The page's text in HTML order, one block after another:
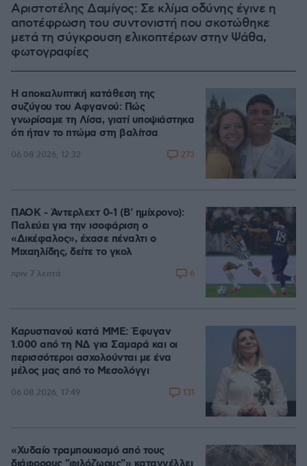
Αριστοτέλης Δαμίγος: Σε κλίμα οδύνης έγινε η
αποτέφρωση του συντονιστή που σκοτώθηκε
μετά τη σύγκρουση ελικοπτέρων στην Ψάθα,
φωτογραφίες
Η αποκαλυπτική κατάθεση της
συζύγου του Αφγανού: Πώς
γνωρίσαμε τη Λίσα, γιατί υποψιάστηκα
ότι ήταν το πτώμα στη βαλίτσα
06.08.2026, 12:32 273
ΠΑΟΚ - Άντερλεχτ 0-1 (Β' ημίχρονο):
Παλεύει για την ισοφάριση ο
«Δικέφαλος», έχασε πέναλτι ο
Μιχαηλίδης, δείτε το γκολ
πριν 7 λεπτά 6
Καρυστιανού κατά ΜΜΕ: Έφυγαν
1.000 από τη ΝΔ για Σαμαρά και οι
περισσότεροι ασχολούνται με ένα
μέλος μας από το Μεσολόγγι
06.08.2026, 17:49 131
«Χυδαίο τραμπουκισμό από τους